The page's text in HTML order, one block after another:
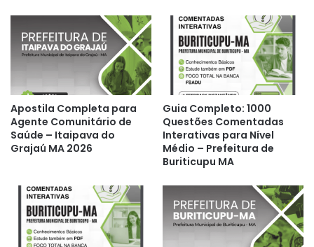
Apostila Completa para
Agente Comunitário de
Saúde – Itaipava do
Grajaú MA 2026
Guia Completo: 1000
Questões Comentadas
Interativas para Nível
Médio – Prefeitura de
Buriticupu MA